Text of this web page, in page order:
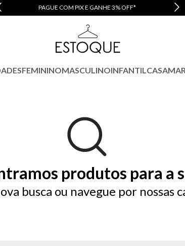
PAGUE COM PIX E GANHE 3% OFF*
FEMININOMASCULINOINFANTILCASA
produtos para a
busca ou navegue por nossas